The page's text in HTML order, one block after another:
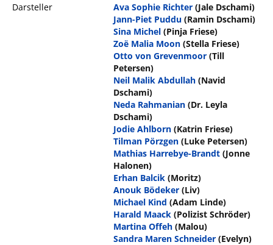
Darsteller
Ava Sophie Richter (Jale Dschami)
Jann-Piet Puddu (Ramin Dschami)
Sina Michel (Pinja Friese)
Zoë Malia Moon (Stella Friese)
Otto von Grevenmoor (Till
Petersen)
Neil Malik Abdullah (Navid
Dschami)
Neda Rahmanian (Dr. Leyla
Dschami)
Jodie Ahlborn (Katrin Friese)
Tilman Pörzgen (Luke Petersen)
Mathias Harrebye-Brandt (Jonne
Halonen)
Erhan Balcik (Moritz)
Anouk Bödeker (Liv)
Michael Kind (Adam Linde)
Harald Maack (Polizist Schröder)
Martina Offeh (Malou)
Sandra Maren Schneider (Evelyn)